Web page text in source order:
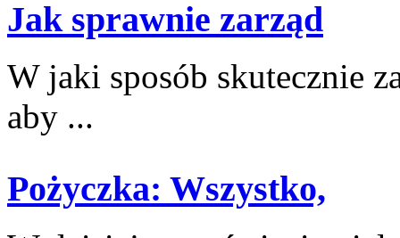
Jak sprawnie zarząd
W​ jaki sposób skutecznie
aby ...
Pożyczka: Wszystko,